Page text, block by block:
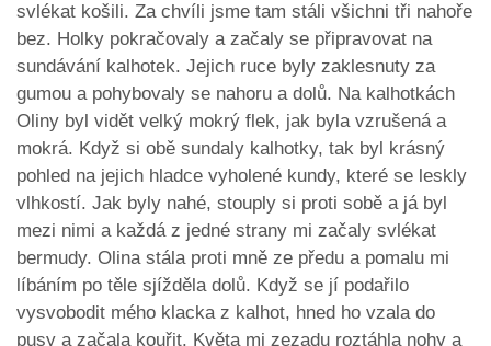
svlékat košili. Za chvíli jsme tam stáli všichni tři nahoře
bez. Holky pokračovaly a začaly se připravovat na
sundávání kalhotek. Jejich ruce byly zaklesnuty za
gumou a pohybovaly se nahoru a dolů. Na kalhotkách
Oliny byl vidět velký mokrý flek, jak byla vzrušená a
mokrá. Když si obě sundaly kalhotky, tak byl krásný
pohled na jejich hladce vyholené kundy, které se leskly
vlhkostí. Jak byly nahé, stouply si proti sobě a já byl
mezi nimi a každá z jedné strany mi začaly svlékat
bermudy. Olina stála proti mně ze předu a pomalu mi
líbáním po těle sjížděla dolů. Když se jí podařilo
vysvobodit mého klacka z kalhot, hned ho vzala do
pusy a začala kouřit. Květa mi zezadu roztáhla nohy a